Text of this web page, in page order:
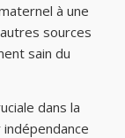
à une
sources
sain du
dans la